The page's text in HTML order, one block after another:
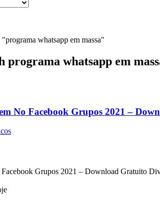
whatsapp em massa"
programa whatsapp em
No Facebook Grupos 2021 –
Grupos 2021 – Download Gratuito